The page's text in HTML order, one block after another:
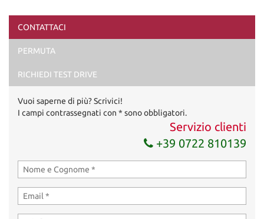
Ho letto e accettol'informativa privacy*
Acconsento al trattamento dei miei dati per finalità di
Invia la tua richiesta
CONTATTACI
PERMUTA
RICHIEDI TEST DRIVE
Vuoi saperne di più? Scrivici!
I campi contrassegnati con * sono obbligatori.
Servizio clienti
+39 0722 810139